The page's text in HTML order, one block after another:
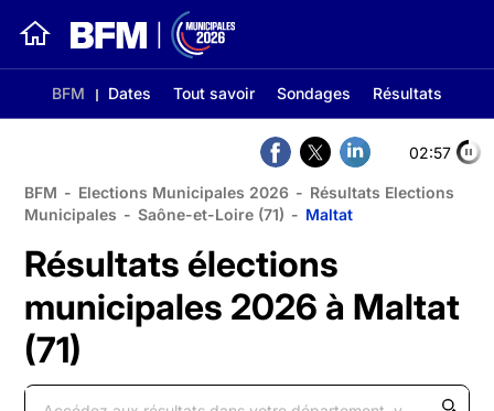
BFM Dates Tout savoir Sondages Résultats
02:56
BFM - Elections Municipales 2026 - Résultats Elections
Municipales - Saône-et-Loire (71) - Maltat
Résultats élections
municipales 2026 à Maltat
(71)